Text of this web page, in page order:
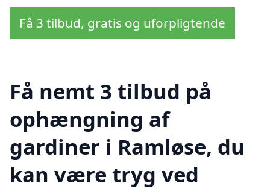
Få 3 tilbud, gratis og uforpligtende
Få nemt 3 tilbud på
ophængning af
gardiner i Ramløse, du
kan være tryg ved